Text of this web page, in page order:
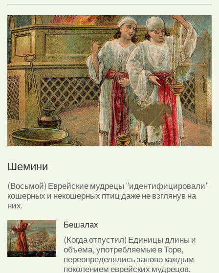
Шемини
(Восьмой) Еврейские мудрецы "идентифицировали"
кошерных и некошерных птиц даже не взглянув на
них.
Бешалах
(Когда отпустил) Единицы длины и
объема, употребляемые в Торе,
переопределялись заново каждым
поколением еврейских мудрецов.